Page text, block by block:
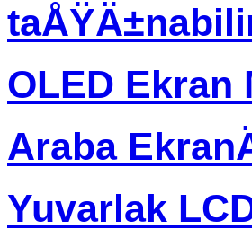
OLED
Araba
Yuvarlak